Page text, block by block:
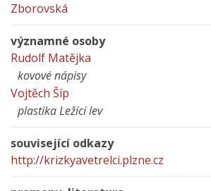
Zborovská
významné osoby
Rudolf Matějka
kovové nápisy
Vojtěch Šíp
plastika Ležící lev
související odkazy
http://krizkyavetrelci.plzne.cz